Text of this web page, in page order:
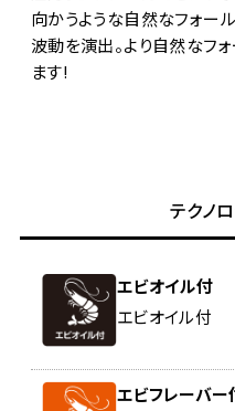
向かうような自然なフォー
波動を演出。より自然なフ
ます!
テクノ
エビオイル付
エビオイル付
エビフレーバー